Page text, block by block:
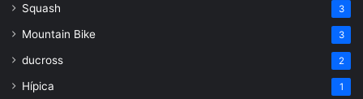
Squash 3
Mountain Bike 3
ducross 2
Hípica 1